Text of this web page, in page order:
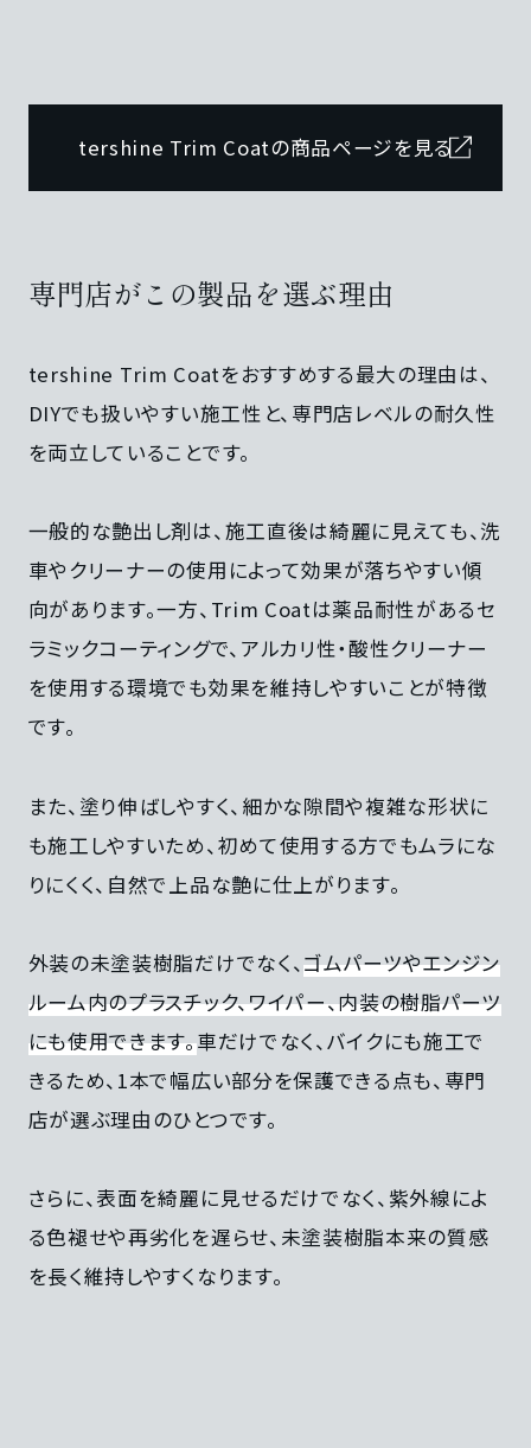
tershine Trim Coatの商品ページを見る
専門店がこの製品を選ぶ理由
tershine Trim Coatをおすすめする最大の理由は、
DIYでも扱いやすい施工性と、専門店レベルの耐久性
を両立していることです。
一般的な艶出し剤は、施工直後は綺麗に見えても、洗
車やクリーナーの使用によって効果が落ちやすい傾
向があります。一方、Trim Coatは薬品耐性があるセ
ラミックコーティングで、アルカリ性・酸性クリーナー
を使用する環境でも効果を維持しやすいことが特徴
です。
また、塗り伸ばしやすく、細かな隙間や複雑な形状に
も施工しやすいため、初めて使用する方でもムラにな
りにくく、自然で上品な艶に仕上がります。
外装の未塗装樹脂だけでなく、ゴムパーツやエンジン
ルーム内のプラスチック、ワイパー、内装の樹脂パーツ
にも使用できます。車だけでなく、バイクにも施工で
きるため、1本で幅広い部分を保護できる点も、専門
店が選ぶ理由のひとつです。
さらに、表面を綺麗に見せるだけでなく、紫外線によ
る色褪せや再劣化を遅らせ、未塗装樹脂本来の質感
を長く維持しやすくなります。